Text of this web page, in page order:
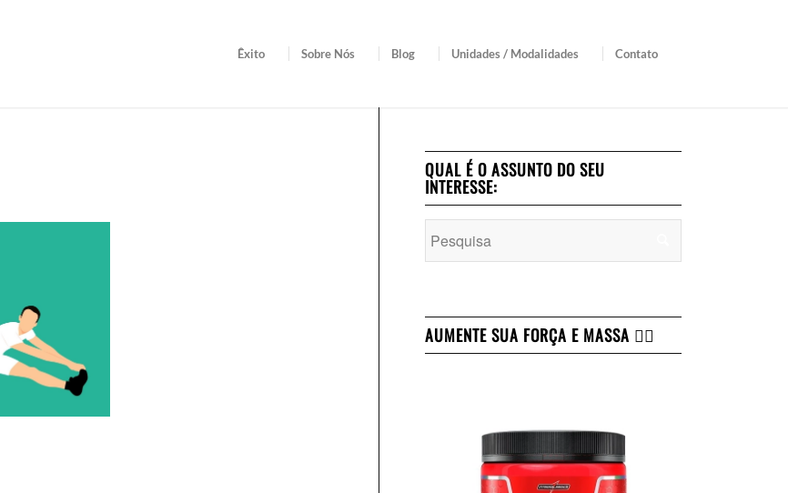
Êxito Sobre Nós Blog Unidades / Modalidades Contato
QUAL É O ASSUNTO DO SEU
INTERESSE:
AUMENTE SUA FORÇA E MASSA 👇🏻